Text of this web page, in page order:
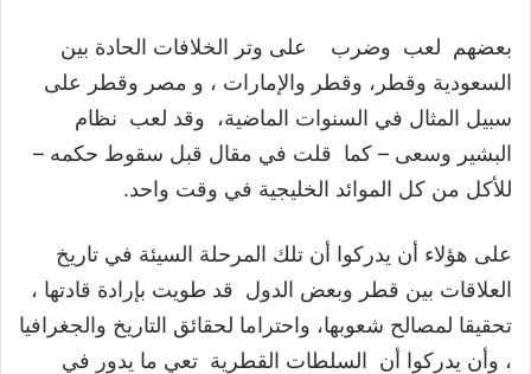
بعضهم لعب وضرب على وتر الخلافات الحادة بين
السعودية وقطر، وقطر والإمارات ، و مصر وقطر على
سبيل المثال في السنوات الماضية، وقد لعب نظام
البشير وسعى – كما قلت في مقال قبل سقوط حكمه –
للأكل من كل الموائد الخليجية في وقت واحد.
على هؤلاء أن يدركوا أن تلك المرحلة السيئة في تاريخ
العلاقات بين قطر وبعض الدول قد طويت بإرادة قادتها ،
تحقيقا لمصالح شعوبها، واحتراما لحقائق التاريخ والجغرافيا
، وأن يدركوا أن السلطات القطرية تعي ما يدور في